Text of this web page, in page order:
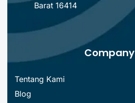
Barat 16414
Company
Tentang Kami
Blog